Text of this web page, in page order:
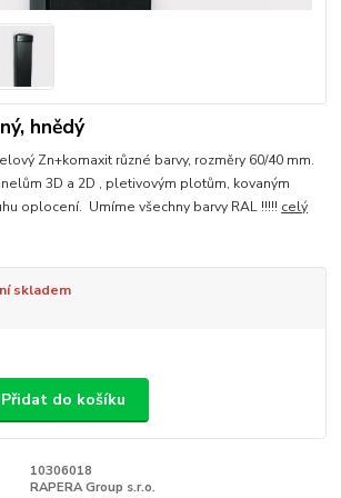
hnědý
Zn+komaxit různé barvy, rozměry 60/40 mm.
3D a 2D , pletivovým plotům, kovaným
oplocení. Umíme všechny barvy RAL !!!!! celý
skladem
Přidat do košíku
10306018
RAPERA Group s.r.o.